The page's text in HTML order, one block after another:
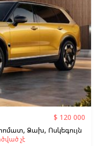
$ 120 000
Ձախ, Ոսկեգույն
չէ